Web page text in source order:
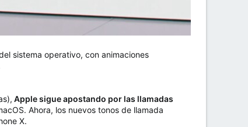
sistema operativo, con animaciones
Apple sigue apostando por las llamadas
Ahora, los nuevos tonos de llamada
X.